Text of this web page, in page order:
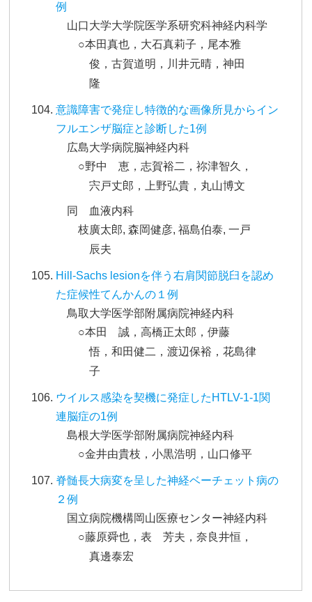
例
山口大学大学院医学系研究科神経内科学
○本田真也，大石真莉子，尾本雅
俊，古賀道明，川井元晴，神田
隆
意識障害で発症し特徴的な画像所見からイン
フルエンザ脳症と診断した1例
広島大学病院脳神経内科
○野中 恵，志賀裕二，祢津智久，
宍戸丈郎，上野弘貴，丸山博文
同 血液内科
枝廣太郎, 森岡健彦, 福島伯泰, 一戸
辰夫
Hill-Sachs lesionを伴う右肩関節脱臼を認め
た症候性てんかんの１例
鳥取大学医学部附属病院神経内科
○本田 誠，高橋正太郎，伊藤
悟，和田健二，渡辺保裕，花島律
子
ウイルス感染を契機に発症したHTLV-1-1関
連脳症の1例
島根大学医学部附属病院神経内科
○金井由貴枝，小黒浩明，山口修平
脊髄長大病変を呈した神経ベーチェット病の
２例
国立病院機構岡山医療センター神経内科
○藤原舜也，表 芳夫，奈良井恒，
真邊泰宏